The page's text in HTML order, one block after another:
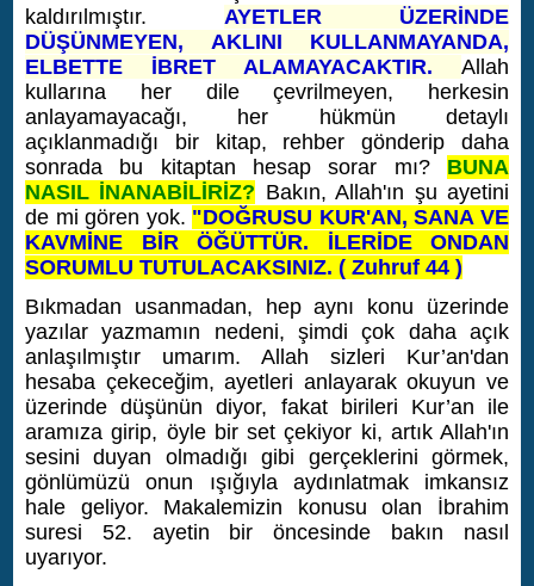
kaldırılmıştır. AYETLER ÜZERİNDE
DÜŞÜNMEYEN, AKLINI KULLANMAYANDA,
ELBETTE İBRET ALAMAYACAKTIR. Allah
kullarına her dile çevrilmeyen, herkesin
anlayamayacağı, her hükmün detaylı
açıklanmadığı bir kitap, rehber gönderip daha
sonrada bu kitaptan hesap sorar mı? BUNA
NASIL İNANABİLİRİZ? Bakın, Allah'ın şu ayetini
de mi gören yok. "DOĞRUSU KUR'AN, SANA VE
KAVMİNE BİR ÖĞÜTTÜR. İLERİDE ONDAN
SORUMLU TUTULACAKSINIZ. ( Zuhruf 44 )
Bıkmadan usanmadan, hep aynı konu üzerinde
yazılar yazmamın nedeni, şimdi çok daha açık
anlaşılmıştır umarım. Allah sizleri Kur’an'dan
hesaba çekeceğim, ayetleri anlayarak okuyun ve
üzerinde düşünün diyor, fakat birileri Kur’an ile
aramıza girip, öyle bir set çekiyor ki, artık Allah'ın
sesini duyan olmadığı gibi gerçeklerini görmek,
gönlümüzü onun ışığıyla aydınlatmak imkansız
hale geliyor. Makalemizin konusu olan İbrahim
suresi 52. ayetin bir öncesinde bakın nasıl
uyarıyor.